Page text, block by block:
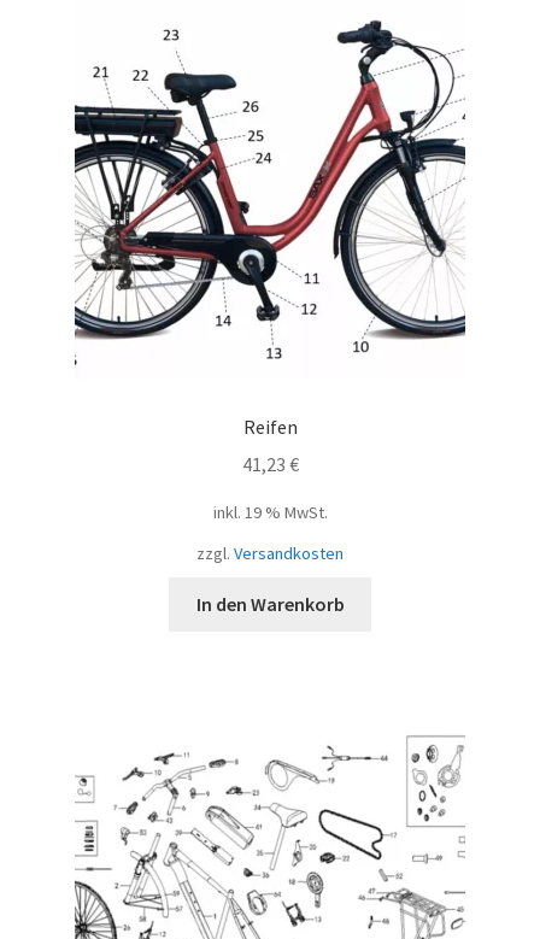
Reifen
41,23 €
inkl. 19 % MwSt.
zzgl. Versandkosten
In den Warenkorb